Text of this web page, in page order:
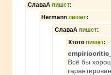
СлаваА пишет:
Hermann пишет:
СлаваА пишет:
Ктото пишет:
Всё бы